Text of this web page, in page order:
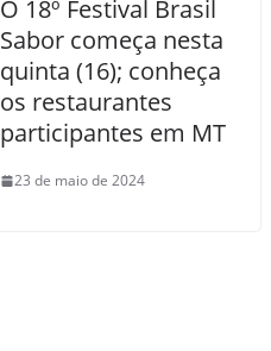
O 18º Festival Brasil
Sabor começa nesta
quinta (16); conheça
os restaurantes
participantes em MT
23 de maio de 2024